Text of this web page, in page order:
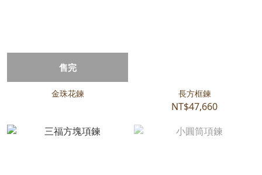
售完
金珠花鍊 長方框鍊
NT$47,660